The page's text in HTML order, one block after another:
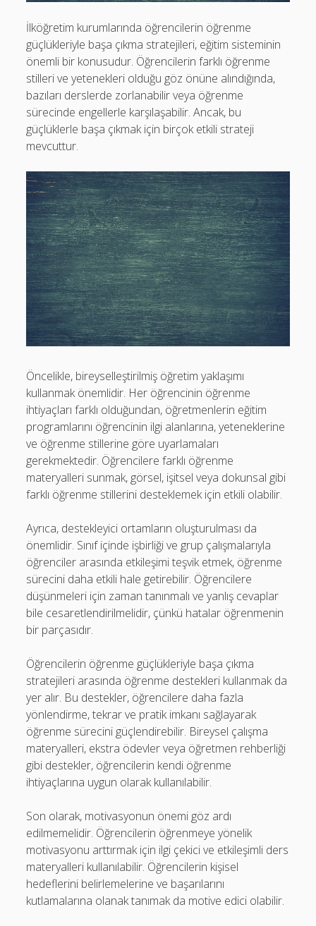
İlköğretim kurumlarında öğrencilerin öğrenme
güçlükleriyle başa çıkma stratejileri, eğitim sisteminin
önemli bir konusudur. Öğrencilerin farklı öğrenme
stilleri ve yetenekleri olduğu göz önüne alındığında,
bazıları derslerde zorlanabilir veya öğrenme
sürecinde engellerle karşılaşabilir. Ancak, bu
güçlüklerle başa çıkmak için birçok etkili strateji
mevcuttur.
Öncelikle, bireyselleştirilmiş öğretim yaklaşımı
kullanmak önemlidir. Her öğrencinin öğrenme
ihtiyaçları farklı olduğundan, öğretmenlerin eğitim
programlarını öğrencinin ilgi alanlarına, yeteneklerine
ve öğrenme stillerine göre uyarlamaları
gerekmektedir. Öğrencilere farklı öğrenme
materyalleri sunmak, görsel, işitsel veya dokunsal gibi
farklı öğrenme stillerini desteklemek için etkili olabilir.
Ayrıca, destekleyici ortamların oluşturulması da
önemlidir. Sınıf içinde işbirliği ve grup çalışmalarıyla
öğrenciler arasında etkileşimi teşvik etmek, öğrenme
sürecini daha etkili hale getirebilir. Öğrencilere
düşünmeleri için zaman tanınmalı ve yanlış cevaplar
bile cesaretlendirilmelidir, çünkü hatalar öğrenmenin
bir parçasıdır.
Öğrencilerin öğrenme güçlükleriyle başa çıkma
stratejileri arasında öğrenme destekleri kullanmak da
yer alır. Bu destekler, öğrencilere daha fazla
yönlendirme, tekrar ve pratik imkanı sağlayarak
öğrenme sürecini güçlendirebilir. Bireysel çalışma
materyalleri, ekstra ödevler veya öğretmen rehberliği
gibi destekler, öğrencilerin kendi öğrenme
ihtiyaçlarına uygun olarak kullanılabilir.
Son olarak, motivasyonun önemi göz ardı
edilmemelidir. Öğrencilerin öğrenmeye yönelik
motivasyonu arttırmak için ilgi çekici ve etkileşimli ders
materyalleri kullanılabilir. Öğrencilerin kişisel
hedeflerini belirlemelerine ve başarılarını
kutlamalarına olanak tanımak da motive edici olabilir.